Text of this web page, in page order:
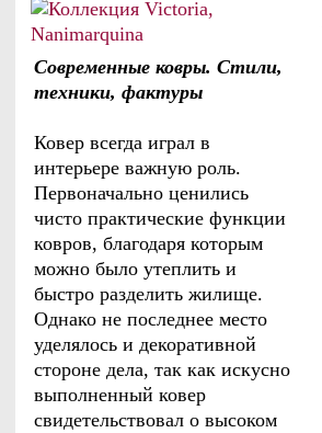
Современные ковры. Стили,
техники, фактуры
Ковер всегда играл в
интерьере важную роль.
Первоначально ценились
чисто практические функции
ковров, благодаря которым
можно было утеплить и
быстро разделить жилище.
Однако не последнее место
уделялось и декоративной
стороне дела, так как искусно
выполненный ковер
свидетельствовал о высоком